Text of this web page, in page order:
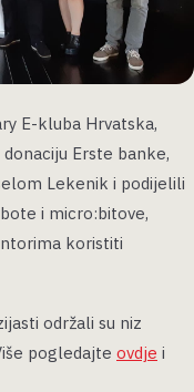
E-kluba Hrvatska,
Erste banke,
Lekenik i podijelili
i micro:bitove,
koristiti
održali su niz
pogledajte ovdje i